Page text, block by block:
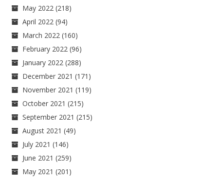
May 2022 (218)
April 2022 (94)
March 2022 (160)
February 2022 (96)
January 2022 (288)
December 2021 (171)
November 2021 (119)
October 2021 (215)
September 2021 (215)
August 2021 (49)
July 2021 (146)
June 2021 (259)
May 2021 (201)